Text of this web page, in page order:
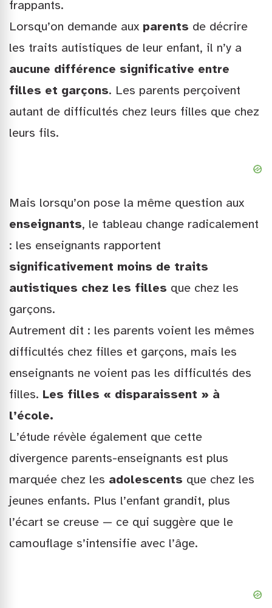
frappants.
Lorsqu’on demande aux parents de décrire
les traits autistiques de leur enfant, il n’y a
aucune différence significative entre
filles et garçons. Les parents perçoivent
autant de difficultés chez leurs filles que chez
leurs fils.
Mais lorsqu’on pose la même question aux
enseignants, le tableau change radicalement
: les enseignants rapportent
significativement moins de traits
autistiques chez les filles que chez les
garçons.
Autrement dit : les parents voient les mêmes
difficultés chez filles et garçons, mais les
enseignants ne voient pas les difficultés des
filles. Les filles « disparaissent » à
l’école.
L’étude révèle également que cette
divergence parents-enseignants est plus
marquée chez les adolescents que chez les
jeunes enfants. Plus l’enfant grandit, plus
l’écart se creuse — ce qui suggère que le
camouflage s’intensifie avec l’âge.